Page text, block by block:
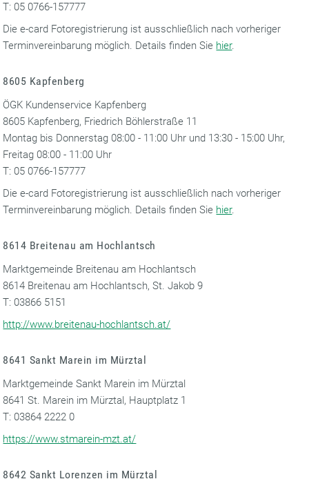
T: 05 0766-157777
Die e-card Fotoregistrierung ist ausschließlich nach vorheriger
Terminvereinbarung möglich. Details finden Sie hier.
8605 Kapfenberg
ÖGK Kundenservice Kapfenberg
8605 Kapfenberg, Friedrich Böhlerstraße 11
Montag bis Donnerstag 08:00 - 11:00 Uhr und 13:30 - 15:00 Uhr,
Freitag 08:00 - 11:00 Uhr
T: 05 0766-157777
Die e-card Fotoregistrierung ist ausschließlich nach vorheriger
Terminvereinbarung möglich. Details finden Sie hier.
8614 Breitenau am Hochlantsch
Marktgemeinde Breitenau am Hochlantsch
8614 Breitenau am Hochlantsch, St. Jakob 9
T: 03866 5151
http://www.breitenau-hochlantsch.at/
8641 Sankt Marein im Mürztal
Marktgemeinde Sankt Marein im Mürztal
8641 St. Marein im Mürztal, Hauptplatz 1
T: 03864 2222 0
https://www.stmarein-mzt.at/
8642 Sankt Lorenzen im Mürztal